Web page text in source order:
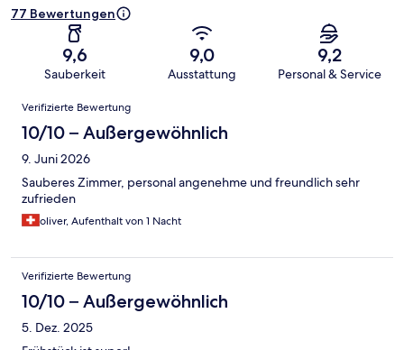
77 Bewertungen
9,6
Sauberkeit
9,0
Ausstattung
9,2
Personal & Service
Bewertungen
Verifizierte Bewertung
10/10 – Außergewöhnlich
9. Juni 2026
Sauberes Zimmer, personal angenehme und freundlich sehr
zufrieden
oliver, Aufenthalt von 1 Nacht
Verifizierte Bewertung
10/10 – Außergewöhnlich
5. Dez. 2025